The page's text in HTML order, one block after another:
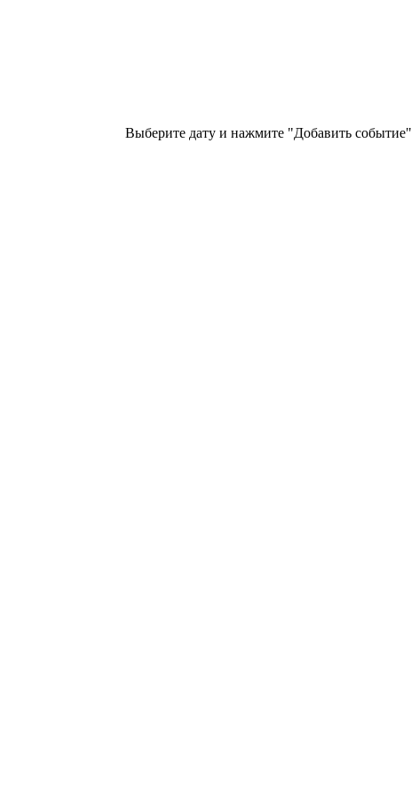
Выберите дату и нажмите "Добавить событие"